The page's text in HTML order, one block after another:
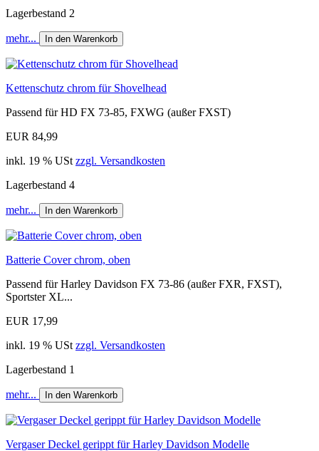
Lagerbestand 2
mehr... In den Warenkorb
Kettenschutz chrom für Shovelhead
Passend für HD FX 73-85, FXWG (außer FXST)
EUR 84,99
inkl. 19 % USt zzgl. Versandkosten
Lagerbestand 4
mehr... In den Warenkorb
Batterie Cover chrom, oben
Passend für Harley Davidson FX 73-86 (außer FXR, FXST),
Sportster XL...
EUR 17,99
inkl. 19 % USt zzgl. Versandkosten
Lagerbestand 1
mehr... In den Warenkorb
Vergaser Deckel gerippt für Harley Davidson Modelle